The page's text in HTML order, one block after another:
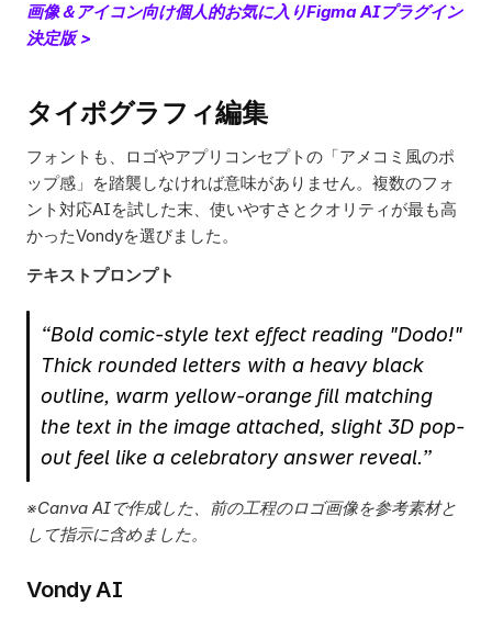
画像＆アイコン向け個人的お気に入りFigma AIプラグイン
決定版 >
タイポグラフィ編集
フォントも、ロゴやアプリコンセプトの「アメコミ風のポ
ップ感」を踏襲しなければ意味がありません。複数のフォ
ント対応AIを試した末、使いやすさとクオリティが最も高
かったVondyを選びました。
テキストプロンプト
“Bold comic-style text effect reading "Dodo!"
Thick rounded letters with a heavy black
outline, warm yellow-orange fill matching
the text in the image attached, slight 3D pop-
out feel like a celebratory answer reveal.”
※Canva AIで作成した、前の工程のロゴ画像を参考素材と
して指示に含めました。
Vondy AI